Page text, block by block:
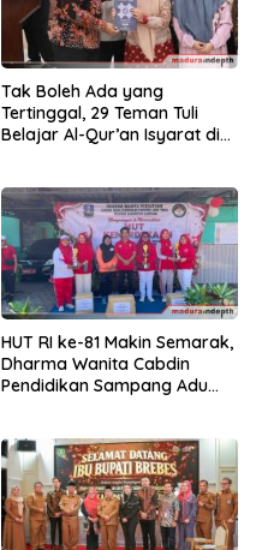
Tak Boleh Ada yang
Tertinggal, 29 Teman Tuli
Belajar Al-Qur’an Isyarat di
HUT RI ke-81 Makin Semarak,
Dharma Wanita Cabdin
Pendidikan Sampang Adu